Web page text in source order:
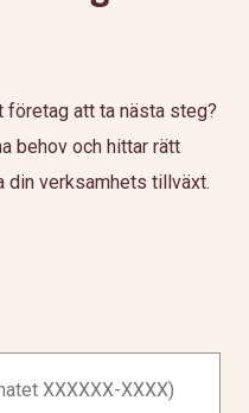
företag att ta nästa steg?
behov och hittar rätt
din verksamhets tillväxt.